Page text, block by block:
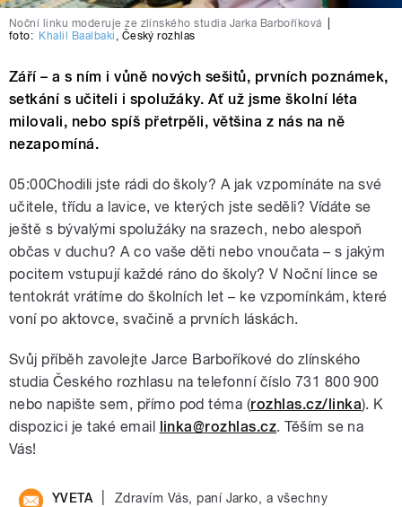
Noční linku moderuje ze zlínského studia Jarka Barboříková
foto: Khalil Baalbaki , Český rozhlas
Září – a s ním i vůně nových sešitů, prvních poznámek,
setkání s učiteli i spolužáky. Ať už jsme školní léta
milovali, nebo spíš přetrpěli, většina z nás na ně
nezapomíná.
05:00Chodili jste rádi do školy? A jak vzpomínáte na své
učitele, třídu a lavice, ve kterých jste seděli? Vídáte se
ještě s bývalými spolužáky na srazech, nebo alespoň
občas v duchu? A co vaše děti nebo vnoučata – s jakým
pocitem vstupují každé ráno do školy? V Noční lince se
tentokrát vrátíme do školních let – ke vzpomínkám, které
voní po aktovce, svačině a prvních láskách.
Svůj příběh zavolejte Jarce Barboříkové do zlínského
studia Českého rozhlasu na telefonní číslo 731 800 900
nebo napište sem, přímo pod téma (rozhlas.cz/linka). K
dispozici je také email linka@rozhlas.cz. Těším se na
Vás!
YVETA
Zdravím Vás, paní Jarko, a všechny